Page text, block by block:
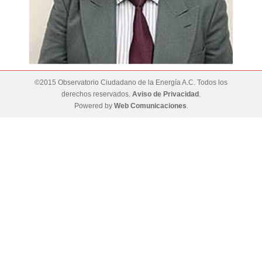
©2015 Observatorio Ciudadano de la Energía A.C. Todos los
derechos reservados. Aviso de Privacidad .
Powered by Web Comunicaciones.